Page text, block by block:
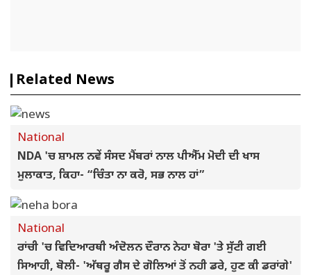
Related News
National
NDA 'ਚ ਸ਼ਾਮਲ ਨਵੇਂ ਸੰਸਦ ਮੈਂਬਰਾਂ ਨਾਲ ਪੀਐੱਮ ਮੋਦੀ ਦੀ ਖਾਸ
ਮੁਲਾਕਾਤ, ਕਿਹਾ- “ਚਿੰਤਾ ਨਾ ਕਰੋ, ਸਭ ਨਾਲ ਹਾਂ”
National
ਰਾਂਚੀ 'ਚ ਵਿਦਿਆਰਥੀ ਅੰਦੋਲਨ ਦੌਰਾਨ ਨੇਹਾ ਬੋਰਾ 'ਤੇ ਸੁੱਟੀ ਗਈ
ਸਿਆਹੀ, ਬੋਲੀ- 'ਅੱਥਰੂ ਗੈਸ ਦੇ ਗੋਲਿਆਂ ਤੋਂ ਨਹੀ ਡਰੇ, ਹੁਣ ਕੀ ਡਰਾਂਗੇ'